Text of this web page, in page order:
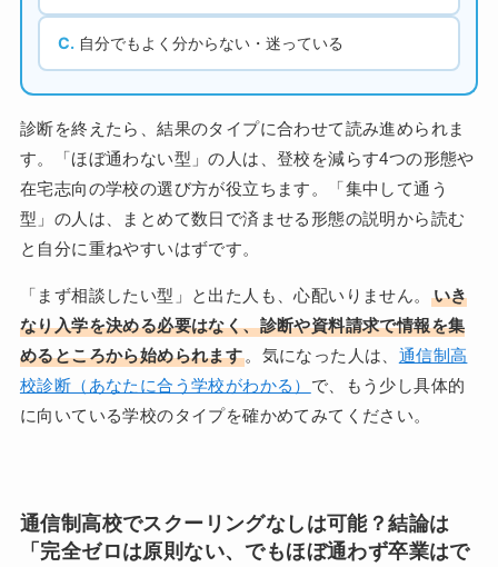
C. 自分でもよく分からない・迷っている
診断を終えたら、結果のタイプに合わせて読み進められま
す。「ほぼ通わない型」の人は、登校を減らす4つの形態や
在宅志向の学校の選び方が役立ちます。「集中して通う
型」の人は、まとめて数日で済ませる形態の説明から読む
と自分に重ねやすいはずです。
「まず相談したい型」と出た人も、心配いりません。
いき
なり入学を決める必要はなく、診断や資料請求で情報を集
めるところから始められます 。気になった人は、 通信制高
校診断（あなたに合う学校がわかる） で、もう少し具体的
に向いている学校のタイプを確かめてみてください。
通信制高校でスクーリングなしは可能？結論は
「完全ゼロは原則ない、でもほぼ通わず卒業はで